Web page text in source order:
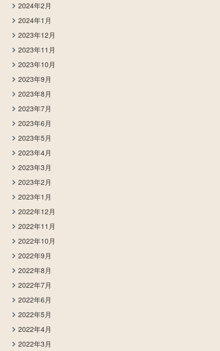
2024年2月
2024年1月
2023年12月
2023年11月
2023年10月
2023年9月
2023年8月
2023年7月
2023年6月
2023年5月
2023年4月
2023年3月
2023年2月
2023年1月
2022年12月
2022年11月
2022年10月
2022年9月
2022年8月
2022年7月
2022年6月
2022年5月
2022年4月
2022年3月